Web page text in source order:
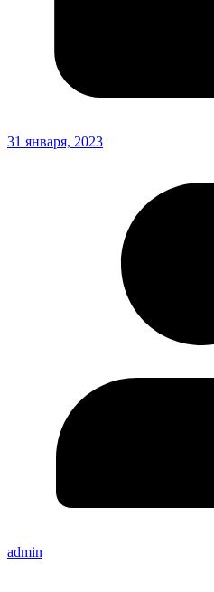
31 января, 2023
admin